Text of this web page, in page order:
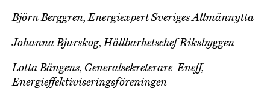
Björn Berggren, Energiexpert Sveriges Allmännytta
Johanna Bjurskog, Hållbarhetschef Riksbyggen
Lotta Bångens, Generalsekreterare Eneff,
Energieffektiviseringsföreningen